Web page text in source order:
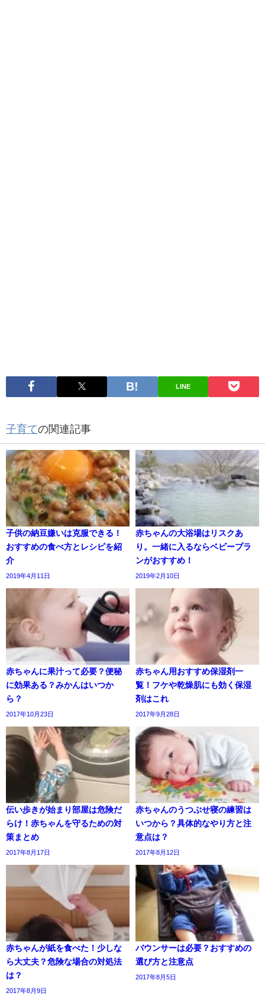
LINE
子育ての関連記事
子供の納豆嫌いは克服できる！
おすすめの食べ方とレシピを紹
介
2019年4月11日
赤ちゃんの大浴場はリスクあ
り。一緒に入るならベビープラ
ンがおすすめ！
2019年2月10日
赤ちゃんに果汁って必要？便秘
に効果ある？みかんはいつか
ら？
2017年10月23日
赤ちゃん用おすすめ保湿剤一
覧！フケや乾燥肌にも効く保湿
剤はこれ
2017年9月28日
伝い歩きが始まり部屋は危険だ
らけ！赤ちゃんを守るための対
策まとめ
2017年8月17日
赤ちゃんのうつぶせ寝の練習は
いつから？具体的なやり方と注
意点は？
2017年8月12日
赤ちゃんが紙を食べた！少しな
ら大丈夫？危険な場合の対処法
は？
2017年8月9日
バウンサーは必要？おすすめの
選び方と注意点
2017年8月5日